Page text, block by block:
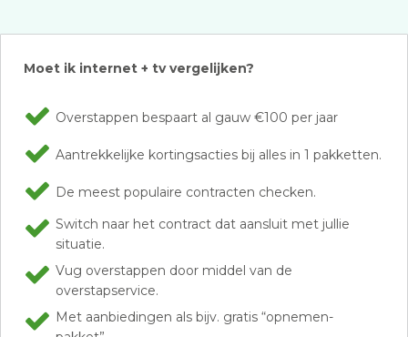
Moet ik internet + tv vergelijken?
Overstappen bespaart al gauw €100 per jaar
Aantrekkelijke kortingsacties bij alles in 1 pakketten.
De meest populaire contracten checken.
Switch naar het contract dat aansluit met jullie
situatie.
Vug overstappen door middel van de
overstapservice.
Met aanbiedingen als bijv. gratis “opnemen-